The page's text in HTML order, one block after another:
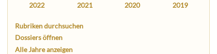
2022 2021 2020 2019
Rubriken durchsuchen
Dossiers öffnen
Alle Jahre anzeigen